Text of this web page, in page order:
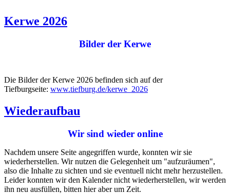
Kerwe 2026
Bilder der Kerwe
Die Bilder der Kerwe 2026 befinden sich auf der
Tiefburgseite: www.tiefburg.de/kerwe_2026
Wiederaufbau
Wir sind wieder online
Nachdem unsere Seite angegriffen wurde, konnten wir sie
wiederherstellen. Wir nutzen die Gelegenheit um "aufzuräumen",
also die Inhalte zu sichten und sie eventuell nicht mehr herzustellen.
Leider konnten wir den Kalender nicht wiederherstellen, wir werden
ihn neu ausfüllen, bitten hier aber um Zeit.